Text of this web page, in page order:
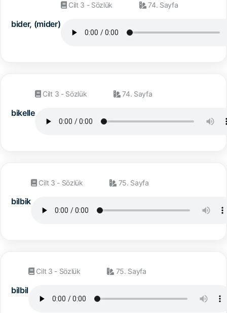
bider, (mider)
Cilt 3 - Sözlük 74. Sayfa
bikelle
Cilt 3 - Sözlük 74. Sayfa
bilbik
Cilt 3 - Sözlük 75. Sayfa
bilbil
Cilt 3 - Sözlük 75. Sayfa